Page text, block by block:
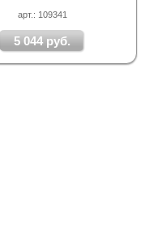
арт.: 109341
5 044 руб.